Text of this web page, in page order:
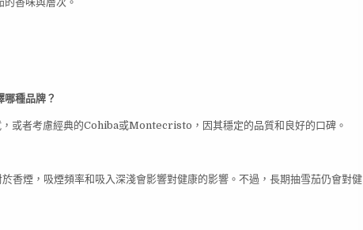
哪種品牌？
，或者考慮經典的Cohiba或Montecristo，因其穩定的品質和良好的口碑。
香煙，吸煙頻率和吸入深淺會影響對健康的影響。不過，長期抽雪茄仍會對健